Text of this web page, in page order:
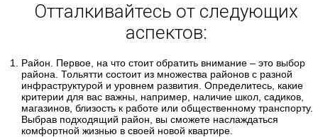
Отталкивайтесь от следующих
аспектов:
Район. Первое, на что стоит обратить внимание – это выбор
района. Тольятти состоит из множества районов с разной
инфраструктурой и уровнем развития. Определитесь, какие
критерии для вас важны, например, наличие школ, садиков,
магазинов, близость к работе или общественному транспорту.
Выбрав подходящий район, вы сможете наслаждаться
комфортной жизнью в своей новой квартире.